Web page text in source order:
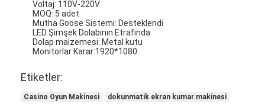
Davalar
Voltaj: 110V-220V
MOQ: 5 adet
Mutha Goose Sistemi: Desteklendi
LED Şimşek Dolabının Etrafında
Dolap malzemesi: Metal kutu
Monitorlar Karar:1920*1080
Etiketler:
Casino Oyun Makinesi
dokunmatik ekran kumar makinesi